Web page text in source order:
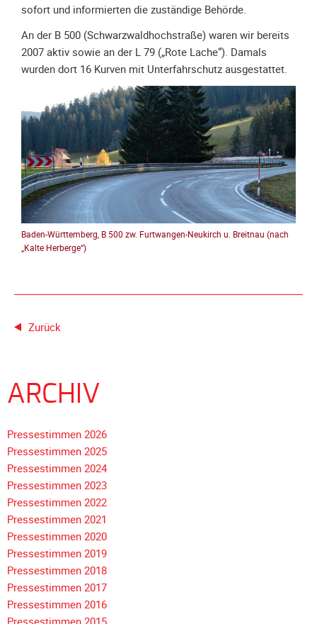
Förderer
werden
Fördererdaten
ändern
Gewerbliche
Förderer
Flyer
Infokarte
Achte
auf
Motorradfahrer
Merchandise
Info/Presse
Unterfahrschutz
Erfolge
Unterfahrschutz
Technik
Unterfahrschutz
-
Kompatibilität
Unterfahrschutz
-
mit
in
Absenkung
Streckensicherung
sofort und informierten die zuständige Behörde.
An der B 500 (Schwarzwaldhochstraße) waren wir bereits
2007 aktiv sowie an der L 79 („Rote Lache“). Damals
wurden dort 16 Kurven mit Unterfahrschutz ausgestattet.
Baden-Württemberg, B 500 zw. Furtwangen-Neukirch u. Breitnau (nach
„Kalte Herberge“)
Zurück
ARCHIV
Pressestimmen 2026
Pressestimmen 2025
Pressestimmen 2024
Pressestimmen 2023
Pressestimmen 2022
Pressestimmen 2021
Pressestimmen 2020
Pressestimmen 2019
Pressestimmen 2018
Navigation
überspringen
Pressestimmen 2017
Pressestimmen 2016
Pressestimmen 2015